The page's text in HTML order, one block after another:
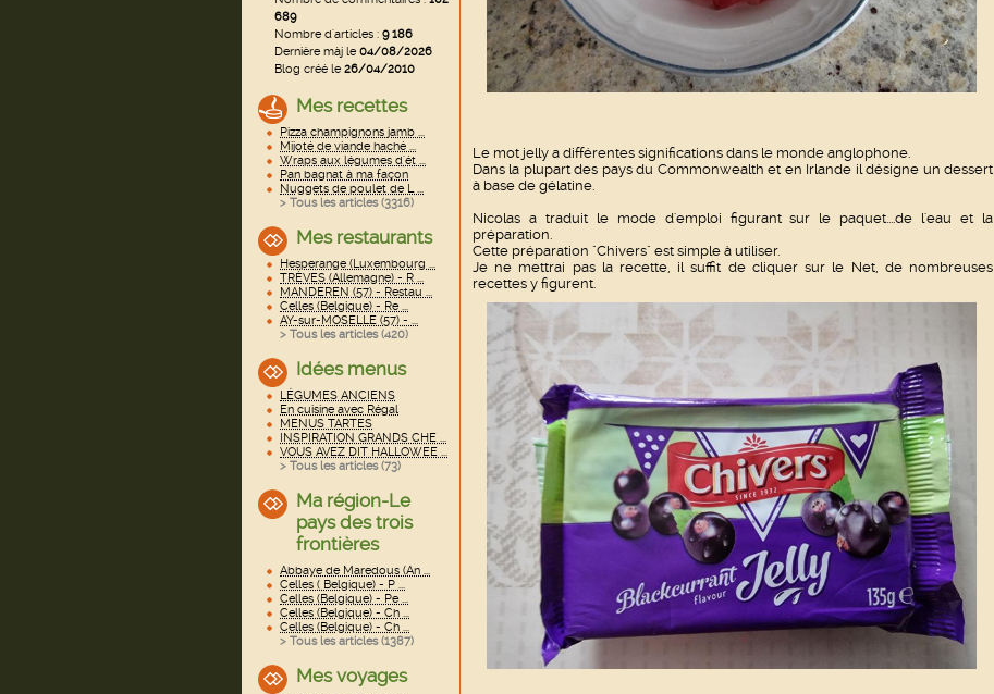
689
Nombre d'articles : 9 186
Dernière màj le04/08/2026
Blog créé le26/04/2010
Mes recettes
Pizza champignons jamb ...
Mijoté de viande haché ...
Wraps aux légumes d'ét ...
Pan bagnat à ma façon
Nuggets de poulet de L ...
> Tous les articles (3316)
Mes restaurants
Hesperange (Luxembourg ...
TRÈVES (Allemagne) - R ...
MANDEREN (57) - Restau ...
Celles (Belgique) - Re ...
AY-sur-MOSELLE (57) - ...
> Tous les articles (420)
Idées menus
LÉGUMES ANCIENS
En cuisine avec Régal
MENUS TARTES
INSPIRATION GRANDS CHE ...
VOUS AVEZ DIT HALLOWEE ...
> Tous les articles (73)
Ma région-Le
pays des trois
frontières
Abbaye de Maredous (An ...
Celles ( Belgique) - P ...
Celles (Belgique) - Pe ...
Celles (Belgique) - Ch ...
Celles (Belgique) - Ch ...
> Tous les articles (1387)
Mes voyages
Le mot jelly a différentes significations dans le monde anglophone.
Dans la plupart des pays du Commonwealth et en Irlande il désigne un dessert
à base de gélatine.
Nicolas a traduit le mode d'emploi figurant sur le paquet....de l'eau et la
préparation.
Cette préparation "Chivers" est simple à utiliser.
Je ne mettrai pas la recette, il suffit de cliquer sur le Net, de nombreuses
recettes y figurent.